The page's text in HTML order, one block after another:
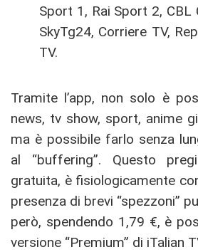
Sport 1, Rai Sport 2, CBL
SkyTg24, Corriere TV,
TV.
Tramite l’app, non solo è
news, tv show, sport, anime
ma è possibile farlo senza
al “buffering”. Questo
gratuita, è fisiologicamente
presenza di brevi “spezzoni”
però, spendendo 1,79 €, è
versione “Premium” di iTalian